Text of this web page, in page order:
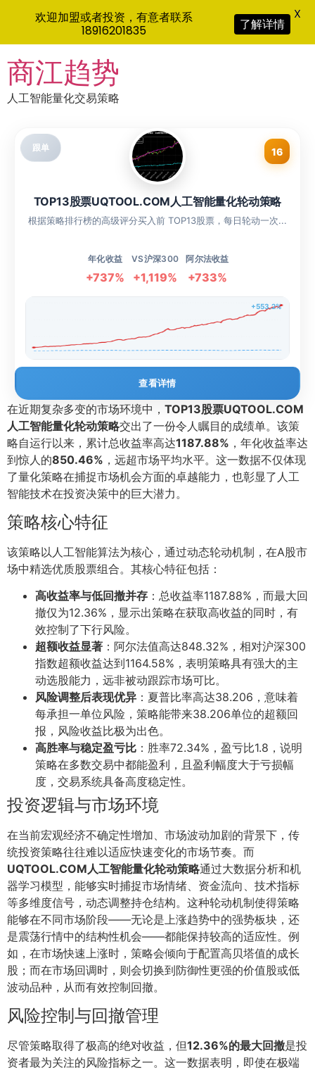
to
content
商江趋势
人工智能量化交易策略
跟单 16
TOP13股票UQTOOL.COM人工智能量化轮动策略
根据策略排行榜的高级评分买入前 TOP13股票，每日轮动一次...
年化收益
+737%
VS沪深300
+1,119%
阿尔法收益
+733%
+553.2%
查看详情
在近期复杂多变的市场环境中， TOP13股票UQTOOL.COM
人工智能量化轮动策略交出了一份令人瞩目的成绩单。该策
略自运行以来，累计总收益率高达1187.88% ，年化收益率达
到惊人的850.46% ，远超市场平均水平。这一数据不仅体现
了量化策略在捕捉市场机会方面的卓越能力，也彰显了人工
智能技术在投资决策中的巨大潜力。
策略核心特征
该策略以人工智能算法为核心，通过动态轮动机制，在A股市
场中精选优质股票组合。其核心特征包括：
高收益率与低回撤并存 ：总收益率1187.88%，而最大回
撤仅为12.36%，显示出策略在获取高收益的同时，有
效控制了下行风险。
超额收益显著 ：阿尔法值高达848.32%，相对沪深300
指数超额收益达到1164.58%，表明策略具有强大的主
动选股能力，远非被动跟踪市场可比。
风险调整后表现优异 ：夏普比率高达38.206，意味着
每承担一单位风险，策略能带来38.206单位的超额回
报，风险收益比极为出色。
高胜率与稳定盈亏比 ：胜率72.34%，盈亏比1.8，说明
策略在多数交易中都能盈利，且盈利幅度大于亏损幅
度，交易系统具备高度稳定性。
投资逻辑与市场环境
在当前宏观经济不确定性增加、市场波动加剧的背景下，传
统投资策略往往难以适应快速变化的市场节奏。而
UQTOOL.COM人工智能量化轮动策略通过大数据分析和机
器学习模型，能够实时捕捉市场情绪、资金流向、技术指标
等多维度信号，动态调整持仓结构。这种轮动机制使得策略
能够在不同市场阶段——无论是上涨趋势中的强势板块，还
是震荡行情中的结构性机会——都能保持较高的适应性。例
如，在市场快速上涨时，策略会倾向于配置高贝塔值的成长
股；而在市场回调时，则会切换到防御性更强的价值股或低
波动品种，从而有效控制回撤。
风险控制与回撤管理
尽管策略取得了极高的绝对收益，但12.36%的最大回撤是投
资者最为关注的风险指标之一。这一数据表明，即使在极端
欢迎加盟或者投资，有意者联系
18916201835
了解详情
X